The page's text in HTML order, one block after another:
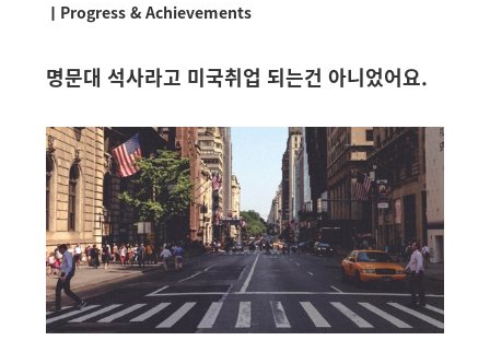
ㅣProgress & Achievements
명문대 석사라고 미국취업 되는건 아니었어요.